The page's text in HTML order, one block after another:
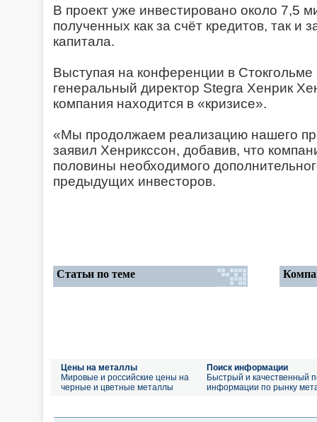
В проект уже инвестировано около 7,5
полученных как за счёт кредитов, так и
капитала.
Выступая на конференции в Стокгольме
генеральный директор Stegra Хенрик
компания находится в «кризисе».
«Мы продолжаем реализацию нашего
заявил Хенрикссон, добавив, что
половины необходимого
предыдущих инвесторов.
Статьи по теме
Цены на металлы
Мировые и российские цены на
черные и цветные металлы
Поиск информации
Быстрый и качественный
информации по рынку